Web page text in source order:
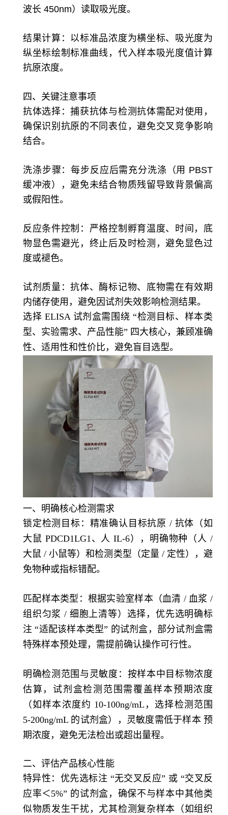
波长 450nm）读取吸光度。
结果计算：以标准品浓度为横坐标、吸光度为
纵坐标绘制标准曲线，代入样本吸光度值计算
抗原浓度。
四、关键注意事项
抗体选择：捕获抗体与检测抗体需配对使用，
确保识别抗原的不同表位，避免交叉竞争影响
结合。
洗涤步骤：每步反应后需充分洗涤（用 PBST
缓冲液），避免未结合物质残留导致背景偏高
或假阳性。
反应条件控制：严格控制孵育温度、时间，底
物显色需避光，终止后及时检测，避免显色过
度或褪色。
试剂质量：抗体、酶标记物、底物需在有效期
内储存使用，避免因试剂失效影响检测结果。
选择 ELISA 试剂盒需围绕 “检测目标、样本类
型、实验需求、产品性能” 四大核心，兼顾准确
性、适用性和性价比，避免盲目选型。
一、明确核心检测需求
锁定检测目标：精准确认目标抗原 / 抗体（如
大鼠 PDCD1LG1、人 IL-6），明确物种（人 /
大鼠 / 小鼠等）和检测类型（定量 / 定性），避
免物种或指标错配。
匹配样本类型：根据实验室样本（血清 / 血浆 /
组织匀浆 / 细胞上清等）选择，优先选明确标
注 “适配该样本类型” 的试剂盒，部分试剂盒需
特殊样本预处理，需提前确认操作可行性。
明确检测范围与灵敏度：按样本中目标物浓度
估算，试剂盒检测范围需覆盖样本预期浓度
（如样本浓度约 10-100ng/mL，选择检测范围
5-200ng/mL 的试剂盒），灵敏度需低于样本 预
期浓度，避免无法检出或超出量程。
二、评估产品核心性能
特异性：优先选标注 “无交叉反应” 或 “交叉反
应率＜5%” 的试剂盒，确保不与样本中其他类
似物质发生干扰，尤其检测复杂样本（如组织